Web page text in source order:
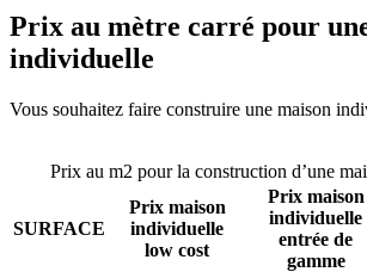
Prix au mètre carré pour
individuelle
Vous souhaitez faire construire une maison
Prix au m2 pour la construction d’une
SURFACE
Prix maison
individuelle
low cost
Prix maison
individuelle
entrée de
gamme